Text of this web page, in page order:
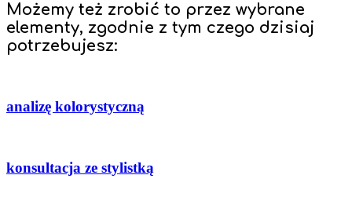
Możemy też zrobić to przez wybrane
elementy, zgodnie z tym czego dzisiaj
potrzebujesz:
analizę kolorystyczną
konsultacja ze stylistką